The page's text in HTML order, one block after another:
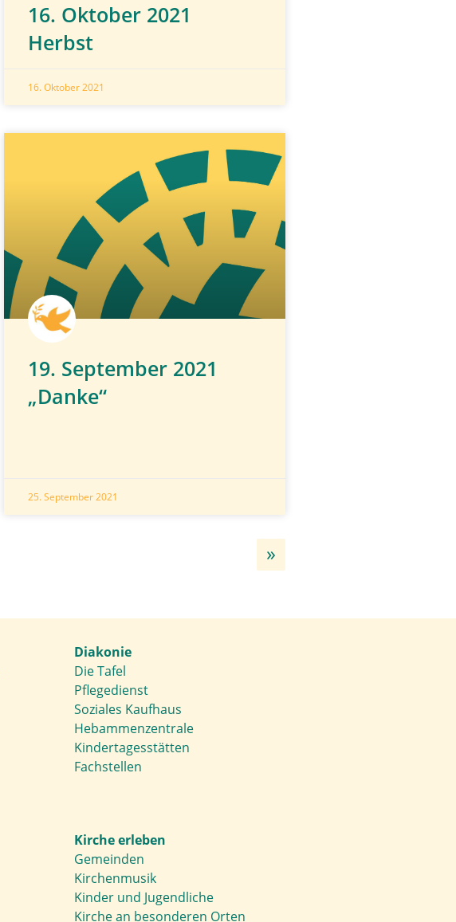
16. Oktober 2021
Herbst
16. Oktober 2021
19. September 2021
„Danke“
25. September 2021
»
Diakonie
Die Tafel
Pflegedienst
Soziales Kaufhaus
Hebammenzentrale
Kindertagesstätten
Fachstellen
Kirche erleben
Gemeinden
Kirchenmusik
Kinder und Jugendliche
Kirche an besonderen Orten